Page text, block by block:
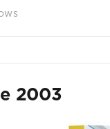
2003